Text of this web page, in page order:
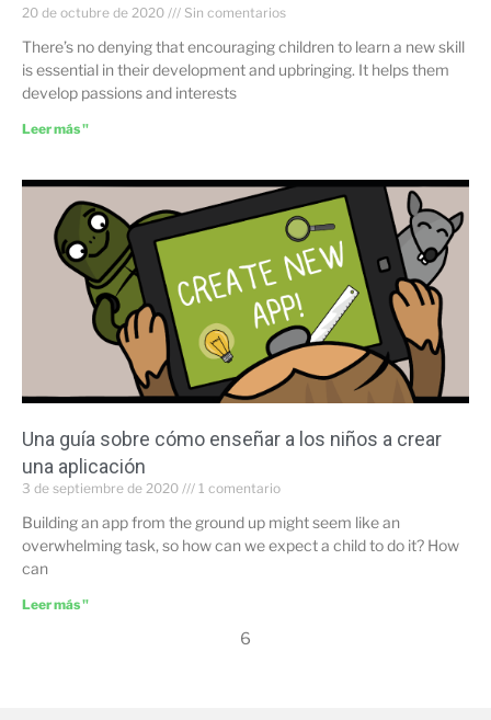
20 de octubre de 2020 Sin comentarios
There’s no denying that encouraging children to learn a new skill
is essential in their development and upbringing. It helps them
develop passions and interests
Leer más "
Una guía sobre cómo enseñar a los niños a crear
una aplicación
3 de septiembre de 2020 1 comentario
Building an app from the ground up might seem like an
overwhelming task, so how can we expect a child to do it? How
can
Leer más "
6